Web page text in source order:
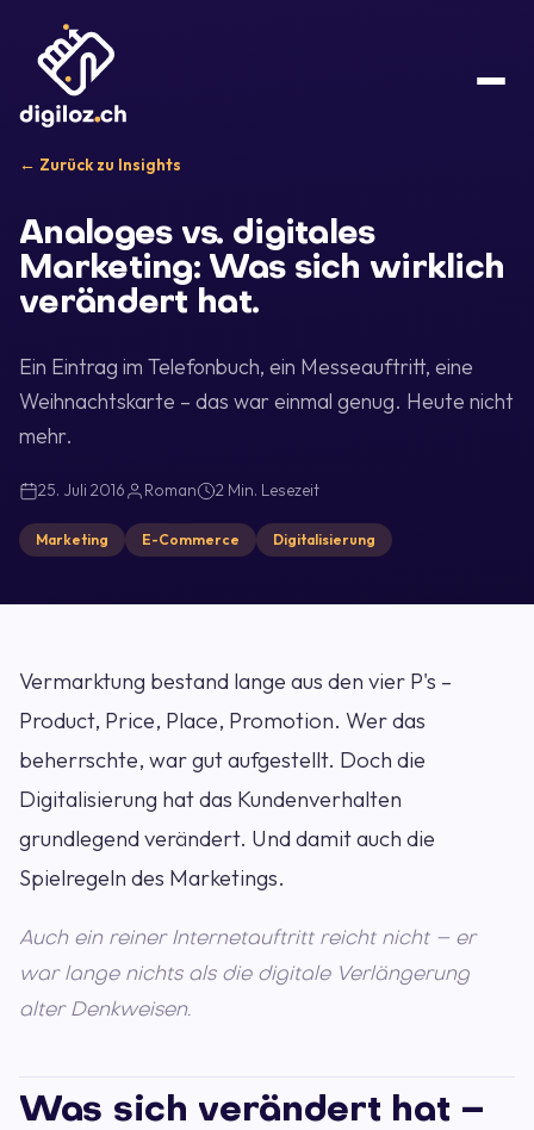
← Zurück zu Insights
Analoges vs. digitales
Marketing: Was sich wirklich
verändert hat.
Ein Eintrag im Telefonbuch, ein Messeauftritt, eine
Weihnachtskarte – das war einmal genug. Heute nicht
mehr.
25. Juli 2016 Roman 2 Min. Lesezeit
Marketing E-Commerce Digitalisierung
Vermarktung bestand lange aus den vier P's –
Product, Price, Place, Promotion. Wer das
beherrschte, war gut aufgestellt. Doch die
Digitalisierung hat das Kundenverhalten
grundlegend verändert. Und damit auch die
Spielregeln des Marketings.
Auch ein reiner Internetauftritt reicht nicht – er
war lange nichts als die digitale Verlängerung
alter Denkweisen.
Was sich verändert hat –